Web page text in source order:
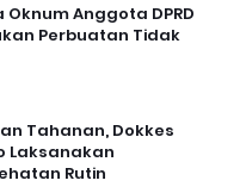
Oknum Anggota DPRD
Perbuatan Tidak
Tahanan, Dokkes
Laksanakan
Rutin